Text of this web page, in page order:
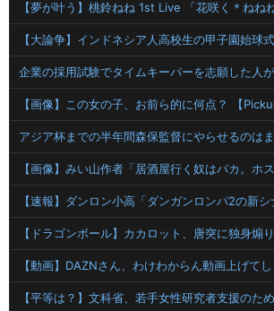
【画像】この女の子、お前ら的に何点？ 【
アジア杯までの半年間森保監督にやらせるのは
【ドラゴンボール】カカロット、唐突に独身煽